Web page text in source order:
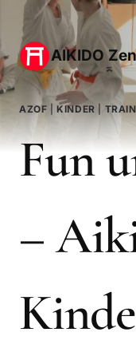
Zum
Inhalt
springenAIKIDO
AZOF |KINDER
Fun
–